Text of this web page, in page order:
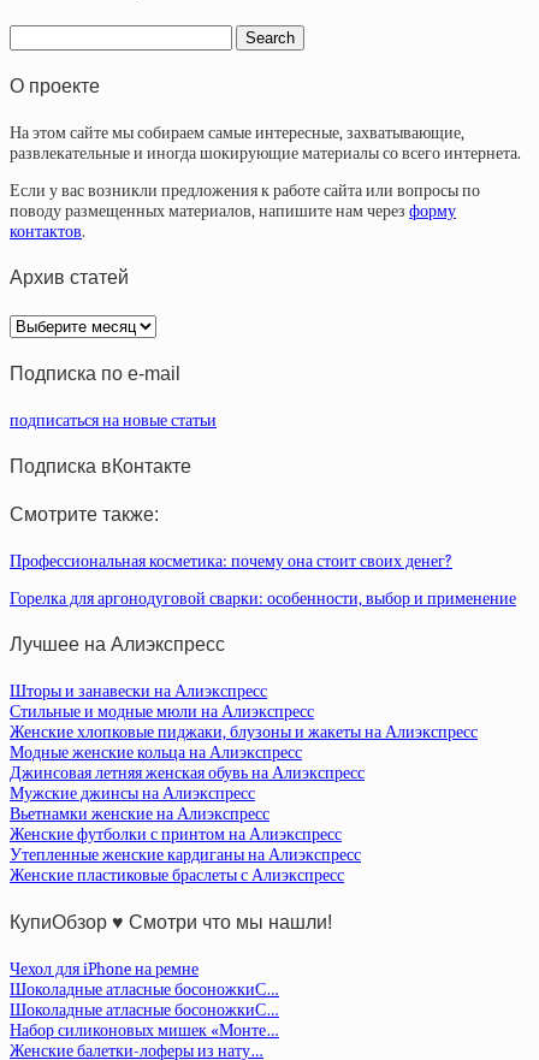
О проекте
На этом сайте мы собираем самые интересные, захватывающие,
развлекательные и иногда шокирующие материалы со всего интернета.
Если у вас возникли предложения к работе сайта или вопросы по
поводу размещенных материалов, напишите нам через форму
контактов.
Архив статей
Архив
статей
Подписка по e-mail
подписаться на новые статьи
Подписка вКонтакте
Смотрите также:
Профессиональная косметика: почему она стоит своих денег?
Горелка для аргонодуговой сварки: особенности, выбор и применение
Лучшее на Алиэкспресс
Шторы и занавески на Алиэкспресс